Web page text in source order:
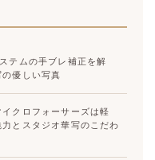
テムの手ブレ補正を解
優しい写真
クロフォーサーズは軽
とスタジオ華写のこだわ